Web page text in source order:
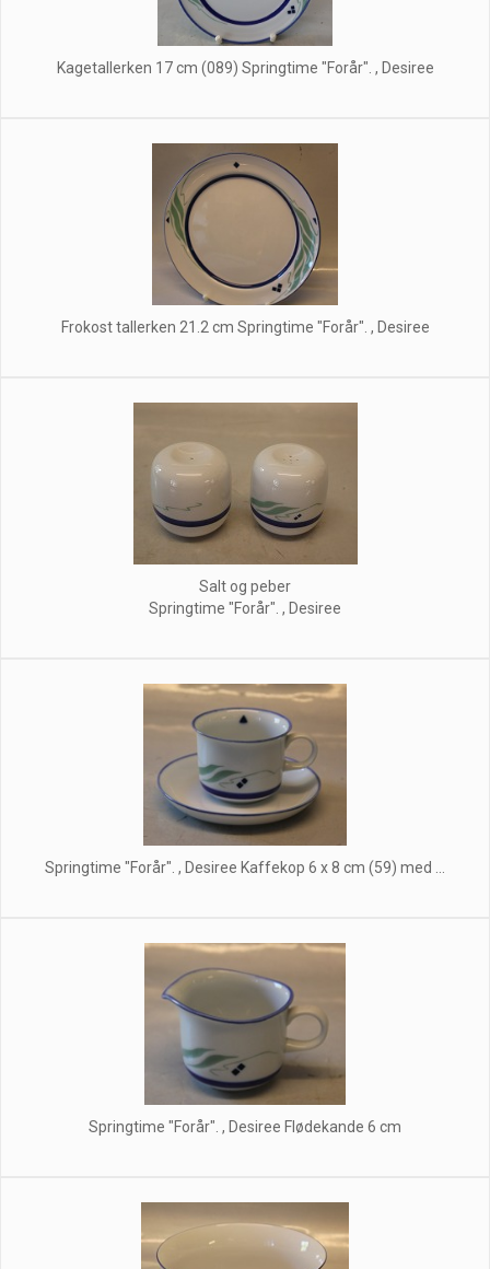
Kagetallerken 17 cm (089) Springtime "Forår". , Desiree
Frokost tallerken 21.2 cm Springtime "Forår". , Desiree
Salt og peber
Springtime "Forår". , Desiree
Springtime "Forår". , Desiree Kaffekop 6 x 8 cm (59) med ...
Springtime "Forår". , Desiree Flødekande 6 cm